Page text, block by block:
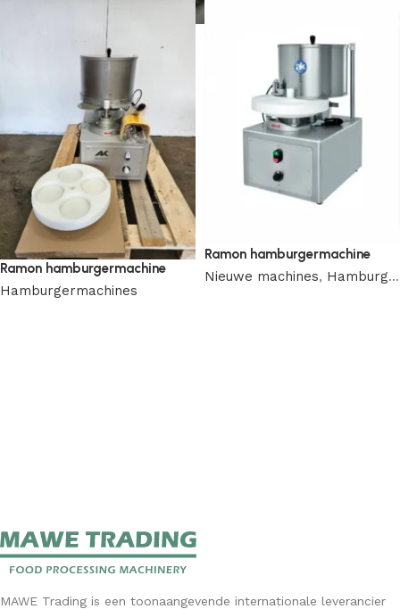
Ramon hamburgermachine
Hamburgermachines
Ramon hamburgermachine
Nieuwe machines, Hamburgermachines
MAWE Trading is een toonaangevende internationale leverancier